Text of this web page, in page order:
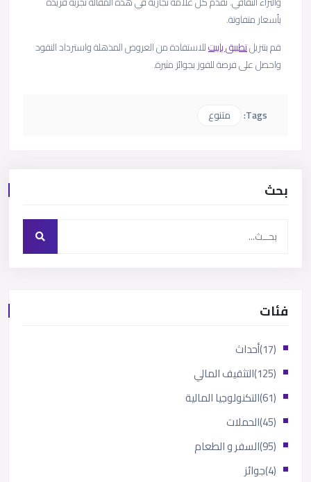
بأسعار متفاوتة.
قم بتنزيلتطبيق باييتللاستفادة من العروض المذهلة واسترداد النقود
واحصل على فرصة للفوز بجوائز مثيرة.
Tags: متنوع
بحث
فئات
أحداث
(17)
التثقيف المالي
(125)
التكنولوجيا المالية
(61)
الحملات
(45)
السفر و الطعام
(95)
جوائز (4)